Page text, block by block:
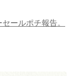
ールポチ報告。